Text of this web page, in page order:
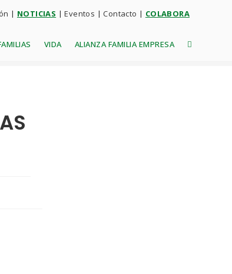
| NOTICIAS |Eventos |Contacto | COLABORA
VIDA ALIANZA FAMILIA EMPRESA